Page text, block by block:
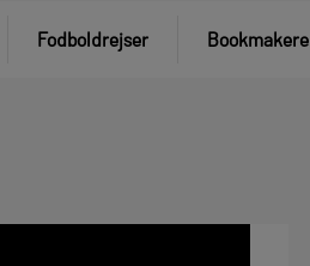
Fodboldrejser Bookmakere